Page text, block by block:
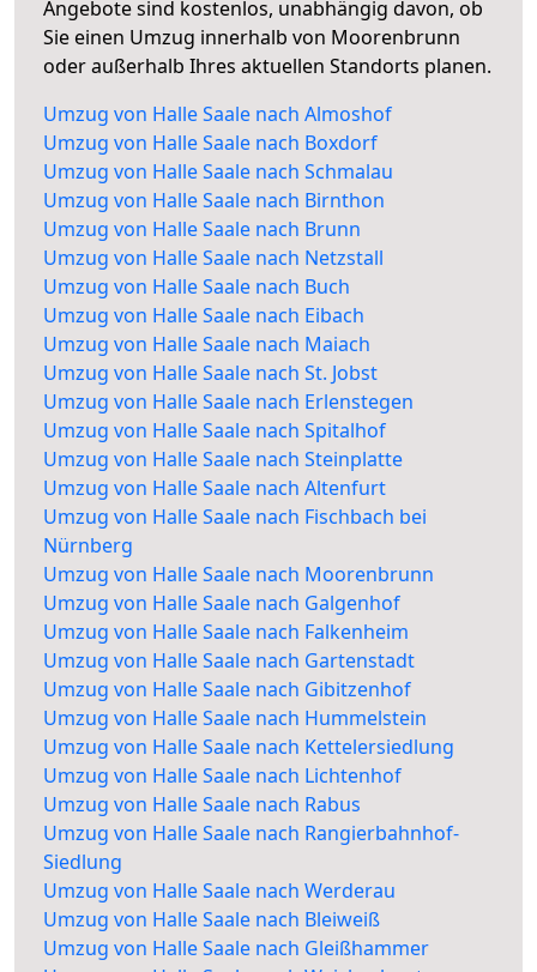
Angebote sind kostenlos, unabhängig davon, ob
Sie einen Umzug innerhalb von Moorenbrunn
oder außerhalb Ihres aktuellen Standorts planen.
Umzug von Halle Saale nach Almoshof
Umzug von Halle Saale nach Boxdorf
Umzug von Halle Saale nach Schmalau
Umzug von Halle Saale nach Birnthon
Umzug von Halle Saale nach Brunn
Umzug von Halle Saale nach Netzstall
Umzug von Halle Saale nach Buch
Umzug von Halle Saale nach Eibach
Umzug von Halle Saale nach Maiach
Umzug von Halle Saale nach St. Jobst
Umzug von Halle Saale nach Erlenstegen
Umzug von Halle Saale nach Spitalhof
Umzug von Halle Saale nach Steinplatte
Umzug von Halle Saale nach Altenfurt
Umzug von Halle Saale nach Fischbach bei
Nürnberg
Umzug von Halle Saale nach Moorenbrunn
Umzug von Halle Saale nach Galgenhof
Umzug von Halle Saale nach Falkenheim
Umzug von Halle Saale nach Gartenstadt
Umzug von Halle Saale nach Gibitzenhof
Umzug von Halle Saale nach Hummelstein
Umzug von Halle Saale nach Kettelersiedlung
Umzug von Halle Saale nach Lichtenhof
Umzug von Halle Saale nach Rabus
Umzug von Halle Saale nach Rangierbahnhof-
Siedlung
Umzug von Halle Saale nach Werderau
Umzug von Halle Saale nach Bleiweiß
Umzug von Halle Saale nach Gleißhammer